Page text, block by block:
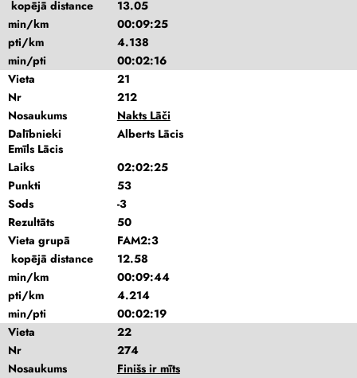
kopējā distance
13.05
min/km
00:09:25
pti/km
4.138
min/pti
00:02:16
Vieta
21
Nr
212
Nosaukums
Nakts Lāči
Dalībnieki
Alberts Lācis
Emīls Lācis
Laiks
02:02:25
Punkti
53
Sods
-3
Rezultāts
50
Vieta grupā
FAM2:3
kopējā distance
12.58
min/km
00:09:44
pti/km
4.214
min/pti
00:02:19
Vieta
22
Nr
274
Nosaukums
Finišs ir mīts